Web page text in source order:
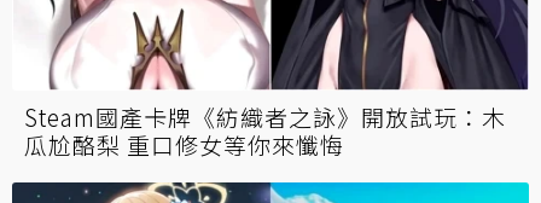
Steam國產卡牌《紡織者之詠》開放試玩：木
瓜尬酪梨 重口修女等你來懺悔